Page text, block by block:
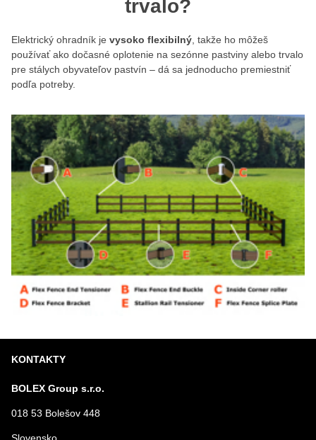
trvalo?
Elektrický ohradník je vysoko flexibilný , takže ho môžeš
používať ako dočasné oplotenie na sezónne pastviny alebo trvalo
pre stálych obyvateľov pastvín – dá sa jednoducho premiestniť
podľa potreby.
KONTAKTY
BOLEX Group s.r.o.
018 53 Bolešov 448